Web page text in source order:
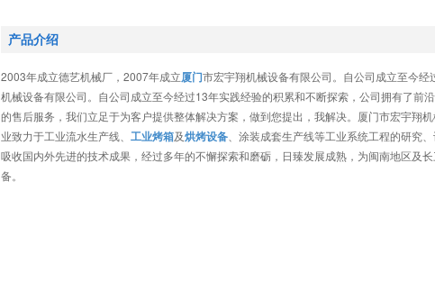
产品介绍
2003年成立德艺机械厂，2007年成立厦门市宏宇翔机械设备有限公司。自公司成立至今
机械设备有限公司。自公司成立至今经过13年实践经验的积累和不断探索，公司拥有了前
的售后服务，我们立足于为客户提供整体解决方案，做到您提出，我解决。厦门市宏宇翔
业致力于工业流水生产线、 工业烤箱及烘烤设备、涂装成套生产线等工业系统工程的研究
吸收国内外先进的技术成果，经过多年的不懈探索和磨砺，日臻发展成熟，为闽南地区及
备。